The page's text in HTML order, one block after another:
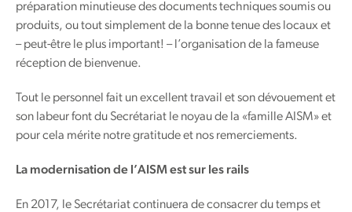
préparation minutieuse des documents techniques soumis ou
produits, ou tout simplement de la bonne tenue des locaux et
– peut-être le plus important! – l’organisation de la fameuse
réception de bienvenue.
Tout le personnel fait un excellent travail et son dévouement et
son labeur font du Secrétariat le noyau de la «famille AISM» et
pour cela mérite notre gratitude et nos remerciements.
La modernisation de l’AISM est sur les rails
En 2017, le Secrétariat continuera de consacrer du temps et